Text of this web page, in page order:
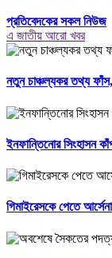
প্রতিবেদকের সকল নিউজ
এ জাতীয় আরো খবর
নতুন চাঞ্চল্যকর তথ্য ফাঁস,
ইনফান্তিনোর সিংহাসন
গিমাইরেসকে পেতে